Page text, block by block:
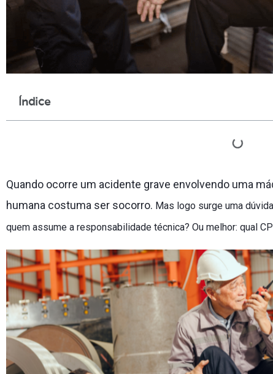
Índice
Quando ocorre um acidente grave envolvendo uma
humana costuma ser socorro. Mas logo surge uma
quem assume a responsabilidade técnica? Ou melhor: qual